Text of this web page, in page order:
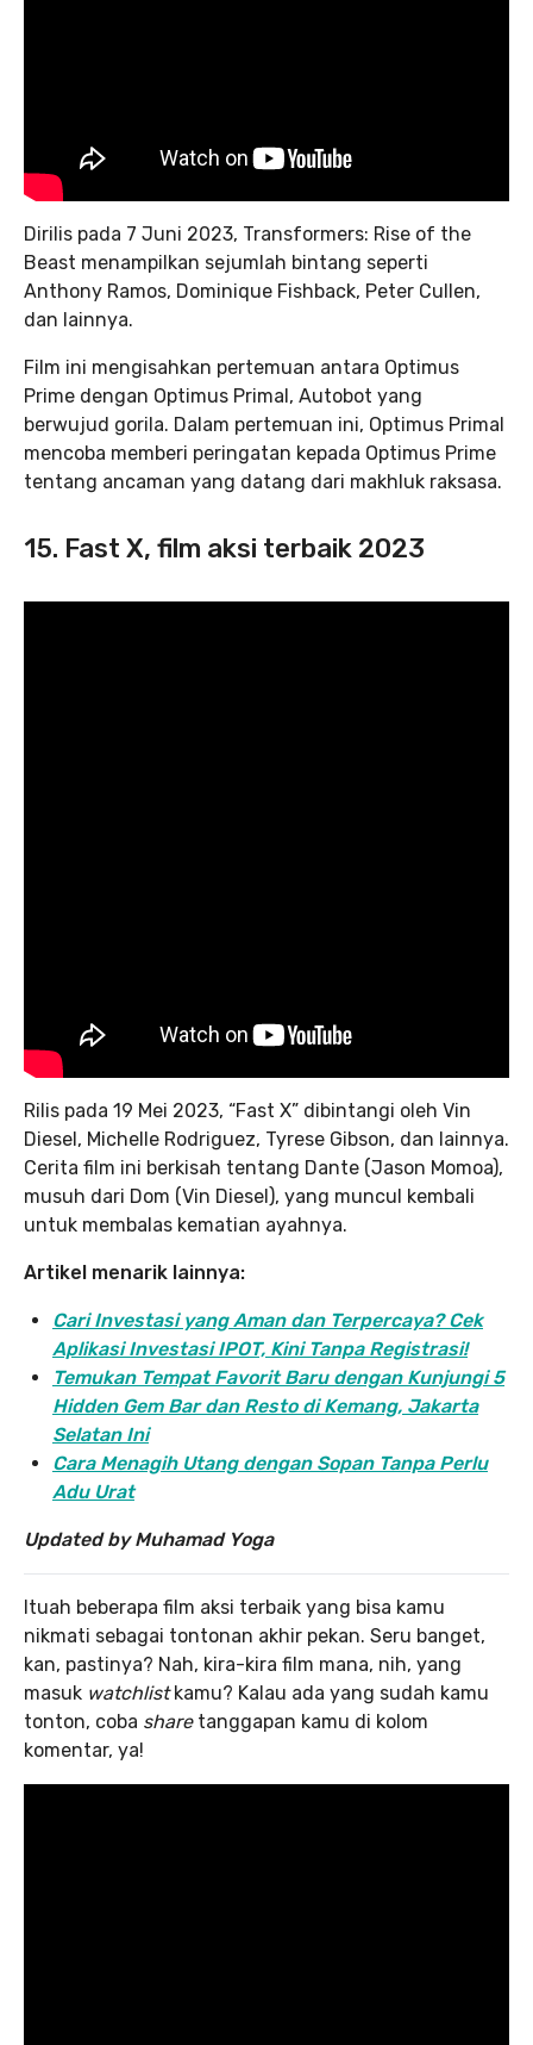
Dirilis pada 7 Juni 2023, Transformers: Rise of the
Beast menampilkan sejumlah bintang seperti
Anthony Ramos, Dominique Fishback, Peter Cullen,
dan lainnya.
Film ini mengisahkan pertemuan antara Optimus
Prime dengan Optimus Primal, Autobot yang
berwujud gorila. Dalam pertemuan ini, Optimus Primal
mencoba memberi peringatan kepada Optimus Prime
tentang ancaman yang datang dari makhluk raksasa.
15. Fast X, film aksi terbaik 2023
Rilis pada 19 Mei 2023, “Fast X” dibintangi oleh Vin
Diesel, Michelle Rodriguez, Tyrese Gibson, dan lainnya.
Cerita film ini berkisah tentang Dante (Jason Momoa),
musuh dari Dom (Vin Diesel), yang muncul kembali
untuk membalas kematian ayahnya.
Artikel menarik lainnya:
Cari Investasi yang Aman dan Terpercaya? Cek
Aplikasi Investasi IPOT, Kini Tanpa Registrasi!
Temukan Tempat Favorit Baru dengan Kunjungi 5
Hidden Gem Bar dan Resto di Kemang, Jakarta
Selatan Ini
Cara Menagih Utang dengan Sopan Tanpa Perlu
Adu Urat
Updated by Muhamad Yoga
Ituah beberapa film aksi terbaik yang bisa kamu
nikmati sebagai tontonan akhir pekan. Seru banget,
kan, pastinya? Nah, kira-kira film mana, nih, yang
masuk watchlistkamu? Kalau ada yang sudah kamu
tonton, coba sharetanggapan kamu di kolom
komentar, ya!